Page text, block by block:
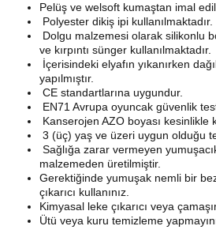
Pelüş ve welsoft kumaştan imal
Polyester dikiş ipi kullanılmaktadır.
Dolgu malzemesi olarak silikonlu
ve kırpıntı sünger kullanılmaktadır.
İçerisindeki elyafın yıkanırken
yapılmıştır.
CE standartlarına uygundur.
EN71 Avrupa oyuncak güvenlik
Kanserojen AZO boyası kesinlikle
3 (üç) yaş ve üzeri uygun olduğu
Sağlığa zarar vermeyen
malzemeden üretilmiştir.
Gerektiğinde yumuşak nemli bir
çıkarıcı kullanınız.
Kimyasal leke çıkarıcı veya
Ütü veya kuru temizleme